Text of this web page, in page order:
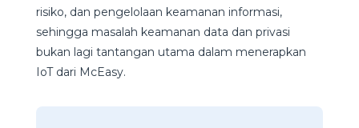
risiko, dan pengelolaan keamanan informasi,
sehingga masalah keamanan data dan privasi
bukan lagi tantangan utama dalam menerapkan
IoT dari McEasy.